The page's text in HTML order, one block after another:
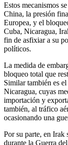
Estos mecanismos
China, la presión
Europea, y el
Cuba, Nicaragua,
fin de asfixiar a su
políticos.
La medida de
bloqueo total que
Similar también es
Nicaragua, cuyas
importación y
también, al tráfico
ocasionando una
Por su parte, en Irak
durante la Guerra